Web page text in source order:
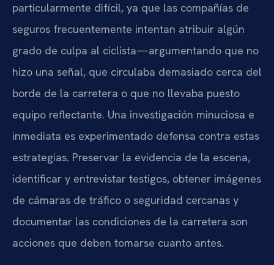
particularmente difícil, ya que las compañías de
seguros frecuentemente intentan atribuir algún
grado de culpa al ciclista—argumentando que no
hizo una señal, que circulaba demasiado cerca del
borde de la carretera o que no llevaba puesto
equipo reflectante. Una investigación minuciosa e
inmediata es experimentado defensa contra estas
estrategias. Preservar la evidencia de la escena,
identificar y entrevistar testigos, obtener imágenes
de cámaras de tráfico o seguridad cercanas y
documentar las condiciones de la carretera son
acciones que deben tomarse cuanto antes.